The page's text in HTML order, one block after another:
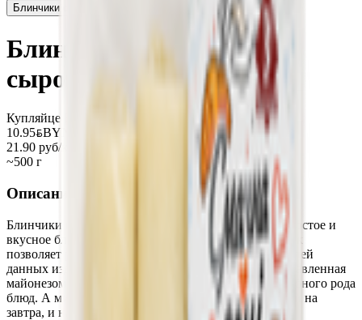
Блинчики с творогом и изюмом замороженные 5.84 BYNBYN
Блинчики с ветчиной и
сыром замороженные
Купляйце Беларускае
10.95BYNBYN
21.90 руб/кг
~500 г
Описание
Блинчики всегда были и будут востребованы как простое и
вкусное блюдо. А использование различных начинок
позволяет расширить гамму вкусов для всех ценителей
данных изделий. Начинка из ветчины с сыром, заправленная
майонезом придется по вкусу всем любителям подобного рода
блюд. А мини порция данного блюда будет, кстати, и на
завтра, и на обед, и на ужин.